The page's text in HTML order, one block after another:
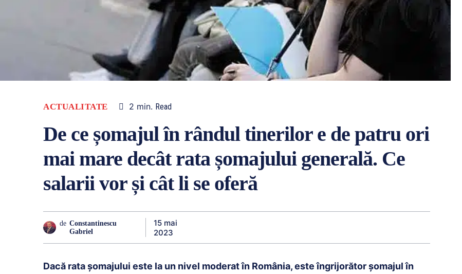
ACTUALITATE 2 min. Read
De ce șomajul în rândul tinerilor e de patru ori
mai mare decât rata șomajului generală. Ce
salarii vor și cât li se oferă
de Constantinescu
Gabriel
15 mai
2023
Dacă rata șomajului este la un nivel moderat în România, este îngrijorător șomajul în